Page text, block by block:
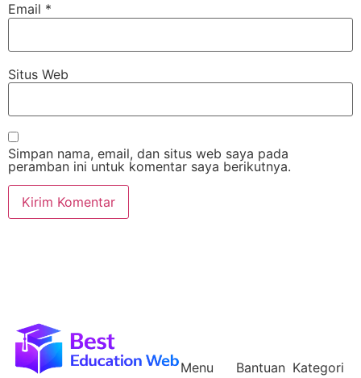
Email *
Situs Web
Simpan nama, email, dan situs web saya pada
peramban ini untuk komentar saya berikutnya.
Menu
Bantuan Kategori